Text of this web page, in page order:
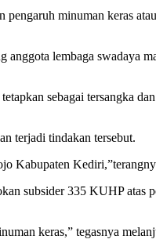
minuman keras
lembaga swadaya
sebagai tersangka
terjadi tindakan tersebut.
Kabupaten
subsider 335 KUHP atas
keras,” tegasnya